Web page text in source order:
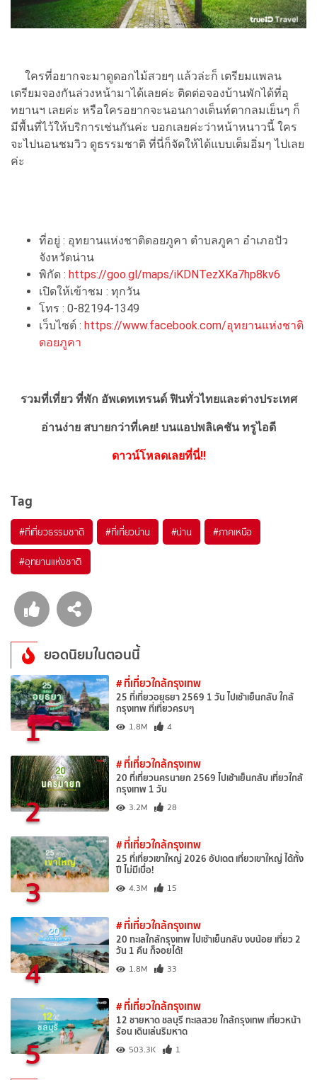
ใครที่อยากจะมาดูดอกไม้สวยๆ แล้วล่ะก็ เตรียมแพลน
เตรียมจองกันล่วงหน้ามาได้เลยค่ะ ติดต่อจองบ้านพักได้ที่อุ
ทยานฯ เลยค่ะ หรือใครอยากจะนอนกางเต็นท์ตากลมเย็นๆ ก็
มีพื้นที่ไว้ให้บริการเช่นกันค่ะ บอกเลยค่ะว่าหน้าหนาวนี้ ใคร
จะไปนอนชมวิว ดูธรรมชาติ ที่นี่ก็จัดให้ได้แบบเต็มอิ่มๆ ไปเลย
ค่ะ
ที่อยู่ : อุทยานแห่งชาติดอยภูคา ตำบลภูคา อำเภอปัว
จังหวัดน่าน
พิกัด : https://goo.gl/maps/iKDNTezXKa7hp8kv6
เปิดให้เข้าชม : ทุกวัน
โทร : 0-82194-1349
เว็บไซต์ : https://www.facebook.com/อุทยานแห่งชาติ
ดอยภูคา
รวมที่เที่ยว ที่พัก อัพเดทเทรนด์ ฟินทั่วไทยและต่างประเทศ
อ่านง่าย สบายกว่าที่เคย! บนแอปพลิเคชัน ทรูไอดี
ดาวน์โหลดเลยที่นี่!!
Tag
#ที่เที่ยวธรรมชาติ #ที่เที่ยวน่าน #น่าน #ภาคเหนือ
#อุทยานแห่งชาติ
ยอดนิยมในตอนนี้
1
# ที่เที่ยวใกล้กรุงเทพ
25 ที่เที่ยวอยุธยา 2569 1 วัน ไปเช้าเย็นกลับ ใกล้
กรุงเทพ ที่เที่ยวครบๆ
1.8M 4
2
# ที่เที่ยวใกล้กรุงเทพ
20 ที่เที่ยวนครนายก 2569 ไปเช้าเย็นกลับ เที่ยวใกล้
กรุงเทพ 1 วัน
3.2M 28
3
# ที่เที่ยวใกล้กรุงเทพ
25 ที่เที่ยวเขาใหญ่ 2026 อัปเดต เที่ยวเขาใหญ่ ได้ทั้ง
ปี ไม่มีเบื่อ!
4.3M 15
4
# ที่เที่ยวใกล้กรุงเทพ
20 ทะเลใกล้กรุงเทพ ไปเช้าเย็นกลับ งบน้อย เที่ยว 2
วัน 1 คืน ก็จอยได้!
1.8M 33
5
# ที่เที่ยวใกล้กรุงเทพ
12 ชายหาด ชลบุรี ทะเลสวย ใกล้กรุงเทพ เที่ยวหน้า
ร้อน เดินเล่นริมหาด
503.3K 1